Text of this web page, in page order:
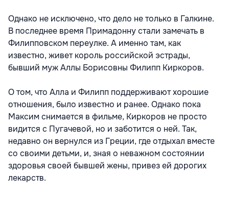
Однако не исключено, что дело не только в Галкине.
В последнее время Примадонну стали замечать в
Филипповском переулке. А именно там, как
известно, живет король российской эстрады,
бывший муж Аллы Борисовны Филипп Киркоров.
О том, что Алла и Филипп поддерживают хорошие
отношения, было известно и ранее. Однако пока
Максим снимается в фильме, Киркоров не просто
видится с Пугачевой, но и заботится о ней. Так,
недавно он вернулся из Греции, где отдыхал вместе
со своими детьми, и, зная о неважном состоянии
здоровья своей бывшей жены, привез ей дорогих
лекарств.